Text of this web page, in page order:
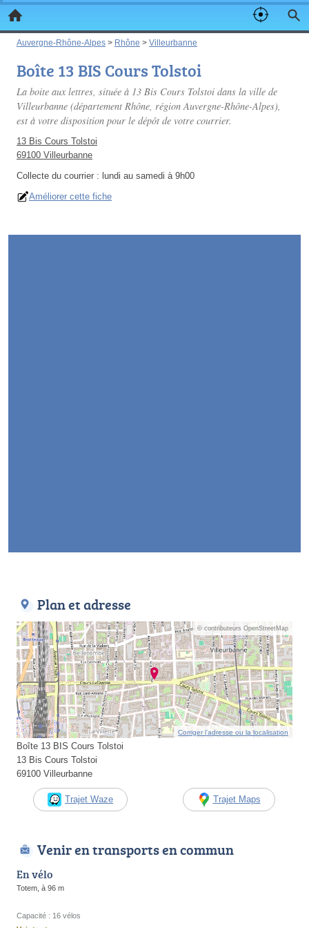
Auvergne-Rhône-Alpes > Rhône > Villeurbanne
Boîte 13 BIS Cours Tolstoi
La boite aux lettres, située à 13 Bis Cours Tolstoi dans la ville de
Villeurbanne (département Rhône, région Auvergne-Rhône-Alpes),
est à votre disposition pour le dépôt de votre courrier.
13 Bis Cours Tolstoi
69100 Villeurbanne
Collecte du courrier : lundi au samedi à 9h00
Améliorer cette fiche
Plan et adresse
© contributeurs OpenStreetMap
Corriger l’adresse ou la localisation
Boîte 13 BIS Cours Tolstoi
13 Bis Cours Tolstoi
69100 Villeurbanne
Trajet Waze Trajet Maps
Venir en transports en commun
En vélo
Totem, à 96 m
Capacité : 16 vélos